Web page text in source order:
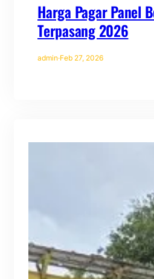
Harga Pagar Panel
Terpasang 2026
admin·Feb 27, 2026